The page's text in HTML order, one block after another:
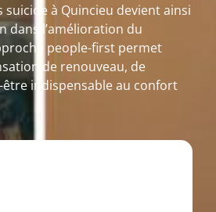
suicide à Quincieu devient ainsi
dans l’amélioration du
people-first permet
de renouveau, de
indispensable au confort